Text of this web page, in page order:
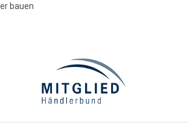
bauen